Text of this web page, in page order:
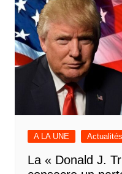
A LA UNE Actualités
La « Donald J.